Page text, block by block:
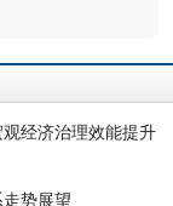
经济治理效能提升
势展望